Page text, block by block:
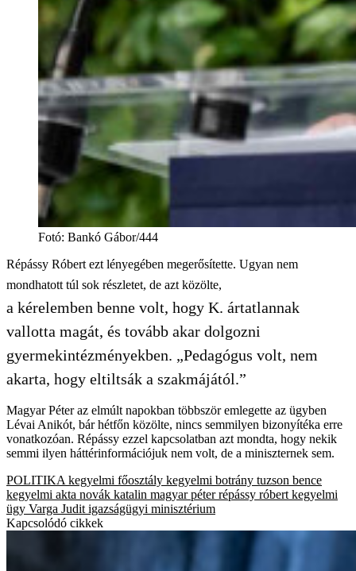
Fotó: Bankó Gábor/444
Répássy Róbert ezt lényegében megerősítette. Ugyan nem
mondhatott túl sok részletet, de azt közölte,
a kérelemben benne volt, hogy K. ártatlannak
vallotta magát, és tovább akar dolgozni
gyermekintézményekben. „Pedagógus volt, nem
akarta, hogy eltiltsák a szakmájától.”
Magyar Péter az elmúlt napokban többször emlegette az ügyben
Lévai Anikót, bár hétfőn közölte, nincs semmilyen bizonyítéka erre
vonatkozóan. Répássy ezzel kapcsolatban azt mondta, hogy nekik
semmi ilyen háttérinformációjuk nem volt, de a miniszternek sem.
POLITIKA kegyelmi főosztály kegyelmi botrány tuzson bence
kegyelmi akta novák katalin magyar péter répássy róbert kegyelmi
ügy Varga Judit igazságügyi minisztérium
Kapcsolódó cikkek